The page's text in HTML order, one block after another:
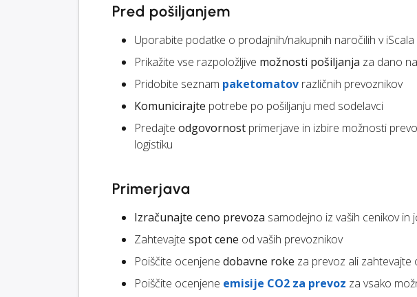
Pred pošiljanjem
Uporabite podatke o prodajnih/nakupnih naročilih v
Prikažite vse razpoložljive možnosti pošiljanja za dano
Pridobite seznam paketomatov različnih prevoznikov
Komunicirajte potrebe po pošiljanju med sodelavci
Predajte odgovornost primerjave in izbire možnosti
logistiku
Primerjava
Izračunajte ceno prevoza samodejno iz vaših cenikov
Zahtevajte spot cene od vaših prevoznikov
Poiščite ocenjene dobavne roke za prevoz ali
Poiščite ocenjene emisije CO2 za prevoz za vsako